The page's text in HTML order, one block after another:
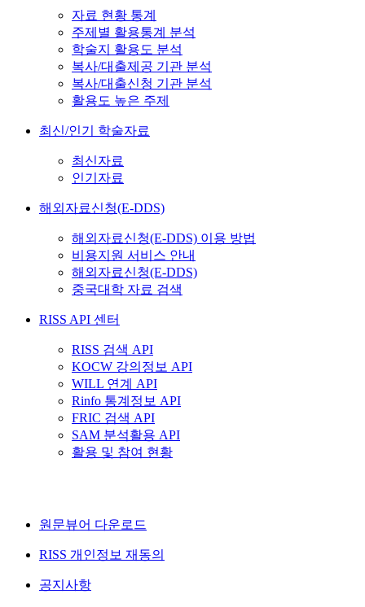
자료 현황 통계
주제별 활용통계 분석
학술지 활용도 분석
복사/대출제공 기관 분석
복사/대출신청 기관 분석
활용도 높은 주제
최신/인기 학술자료
최신자료
인기자료
해외자료신청(E-DDS)
해외자료신청(E-DDS) 이용 방법
비용지원 서비스 안내
해외자료신청(E-DDS)
중국대학 자료 검색
RISS API 센터
RISS 검색 API
KOCW 강의정보 API
WILL 연계 API
Rinfo 통계정보 API
FRIC 검색 API
SAM 분석활용 API
활용 및 참여 현황
원문뷰어 다운로드
RISS 개인정보 재동의
공지사항